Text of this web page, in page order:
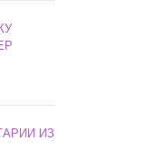
ИЗ